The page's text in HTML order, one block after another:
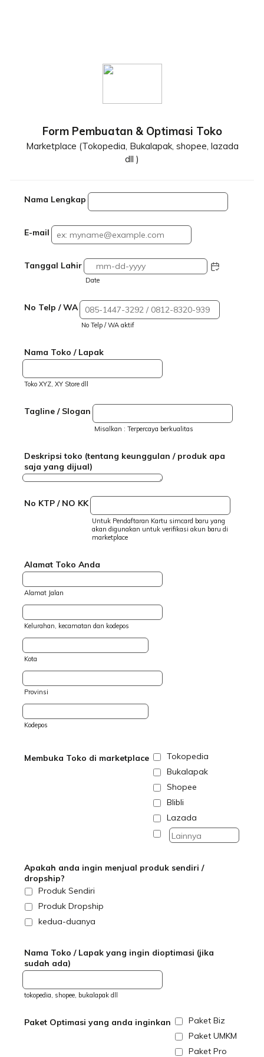
Form Pembuatan & Optimasi Toko
Marketplace (Tokopedia, Bukalapak, shopee, lazada
dll )
Nama Lengkap
E-mail
Tanggal Lahir
Date
No Telp / WA
No Telp / WA aktif
Nama Toko / Lapak
Toko XYZ, XY Store dll
Tagline / Slogan
Misalkan : Terpercaya berkualitas
Deskripsi toko (tentang keunggulan / produk apa
saja yang dijual)
No KTP / NO KK
Untuk Pendaftaran Kartu simcard baru yang
akan digunakan untuk verifikasi akun baru di
marketplace
Alamat Toko Anda
Alamat Jalan
Kelurahan, kecamatan dan kodepos
Kota
Provinsi
Kodepos
Membuka Toko di marketplace
Tokopedia
Bukalapak
Shopee
Blibli
Lazada
Apakah anda ingin menjual produk sendiri /
dropship?
Produk Sendiri
Produk Dropship
kedua-duanya
Nama Toko / Lapak yang ingin dioptimasi (jika
sudah ada)
tokopedia, shopee, bukalapak dll
Paket Optimasi yang anda inginkan
Paket Biz
Paket UMKM
Paket Pro